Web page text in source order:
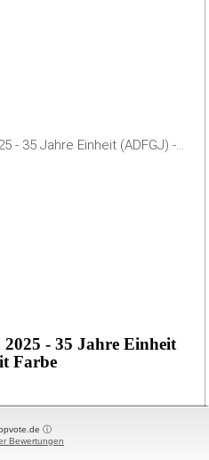
- 35 Jahre Einheit
Farbe
in farbiger Sonderausführung
veredelt
ⓘ
Bewertungen